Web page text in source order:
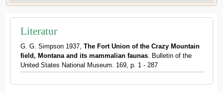
Literatur
G. G. Simpson 1937, The Fort Union of the Crazy Mountain
field, Montana and its mammalian faunas. Bulletin of the
United States National Museum. 169, p. 1 - 287